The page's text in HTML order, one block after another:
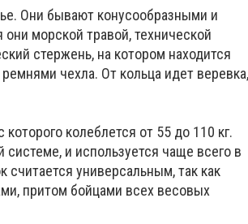
Они бывают конусообразными и
морской травой, технической
стержень, на котором находится
чехла. От кольца идет веревка,
колеблется от 55 до 110 кг.
и используется чаще всего в
универсальным, так как
притом бойцами всех весовых